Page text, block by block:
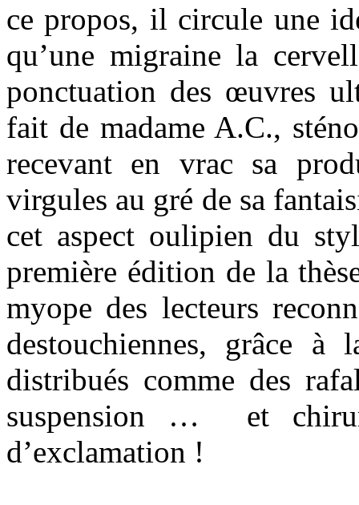
ce propos, il circule une
qu’une migraine la
ponctuation des œuvres
fait de madame A.C.,
recevant en vrac sa
virgules au gré de sa
cet aspect oulipien du
première édition de la
myope des lecteurs
destouchiennes, grâce à
distribués comme des
suspension … et
d’exclamation !